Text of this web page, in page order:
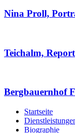
Nina Proll,
Teichalm,
Bergbauernhof
Startseite
Biographie